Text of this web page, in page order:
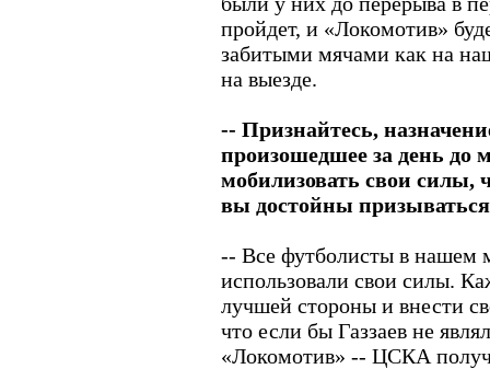
пройдет, и «Локомотив»
забитыми мячами как на
на выезде.
-- Признайтесь,
произошедшее за день до
мобилизовать свои силы,
вы достойны
-- Все футболисты в нашем
использовали свои силы.
лучшей стороны и внести
что если бы Газзаев не
«Локомотив» -- ЦСКА